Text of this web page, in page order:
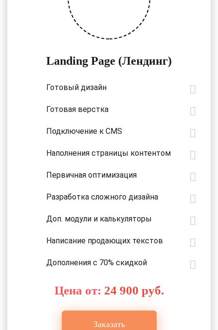
Landing Page (Лендинг)
Готовый дизайн
Готовая верстка
Подключение к CMS
Наполнения страницы контентом
Первичная оптимизация
Разработка сложного дизайна
Доп. модули и калькуляторы
Написание продающих текстов
Дополнения с 70% скидкой
Цена от: 24 900 руб.
Заказать